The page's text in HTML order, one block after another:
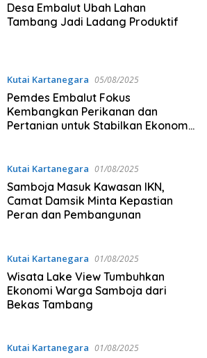
Desa Embalut Ubah Lahan
Tambang Jadi Ladang Produktif
Kutai Kartanegara 05/08/2025
Pemdes Embalut Fokus
Kembangkan Perikanan dan
Pertanian untuk Stabilkan Ekonomi
Kutai Kartanegara 01/08/2025
Samboja Masuk Kawasan IKN,
Camat Damsik Minta Kepastian
Peran dan Pembangunan
Kutai Kartanegara 01/08/2025
Wisata Lake View Tumbuhkan
Ekonomi Warga Samboja dari
Bekas Tambang
Kutai Kartanegara 01/08/2025